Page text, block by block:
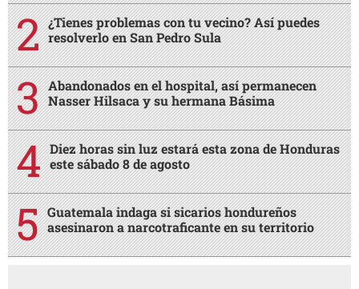
¿Tienes problemas con tu vecino? Así puedes
resolverlo en San Pedro Sula
Abandonados en el hospital, así permanecen
Nasser Hilsaca y su hermana Básima
Diez horas sin luz estará esta zona de Honduras
este sábado 8 de agosto
Guatemala indaga si sicarios hondureños
asesinaron a narcotraficante en su territorio